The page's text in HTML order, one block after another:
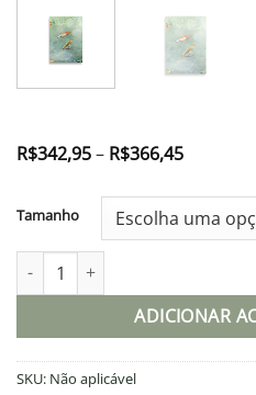
R$342,95– R$366,45Faixa
R$342,95
através
R$366,45
Tamanho
Pôster quantidade
ADICIONAR
SKU: Não aplicável